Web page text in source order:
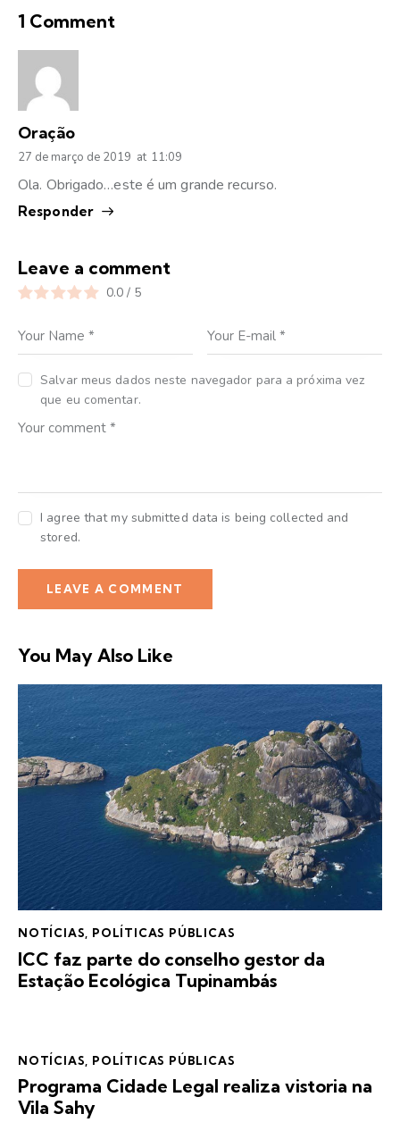
1 Comment
Oração
27 de março de 2019 at 11:09
Ola. Obrigado…este é um grande recurso.
Responder
Leave a comment
0.0 / 5
Salvar meus dados neste navegador para a próxima vez
que eu comentar.
I agree that my submitted data is being collected and
stored.
You May Also Like
NOTÍCIAS, POLÍTICAS PÚBLICAS
ICC faz parte do conselho gestor da
Estação Ecológica Tupinambás
NOTÍCIAS POLÍTICAS PÚBLICAS
Programa Cidade Legal realiza vistoria na
Vila Sahy